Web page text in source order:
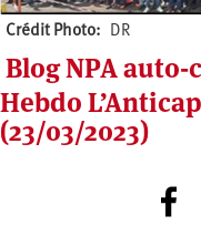
Crédit Photo DR
Blog NPA
Hebdo
(23/03/2023)